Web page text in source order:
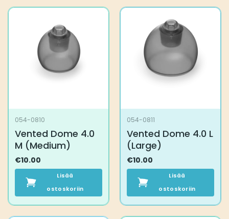
054-0810
Vented Dome 4.0
M (Medium)
€10.00
Lisää
ostoskoriin
054-0811
Vented Dome 4.0 L
(Large)
€10.00
Lisää
ostoskoriin